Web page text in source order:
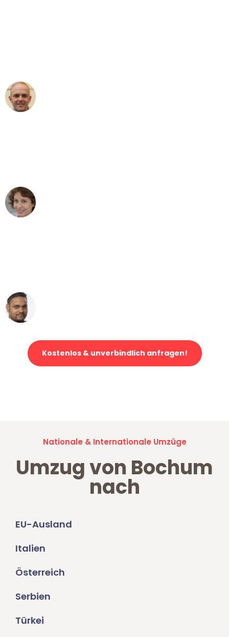
Kostenlos & unverbindlich anfragen!
Nationale & Internationale Umzüge
Umzug von Bochum
nach
EU-Ausland
Italien
Österreich
Serbien
Türkei